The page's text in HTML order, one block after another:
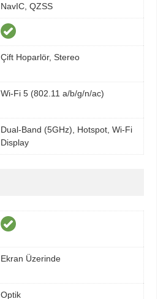
NavIC, QZSS
Çift Hoparlör, Stereo
Wi-Fi 5 (802.11 a/b/g/n/ac)
Dual-Band (5GHz), Hotspot, Wi-Fi
Display
Ekran Üzerinde
Optik